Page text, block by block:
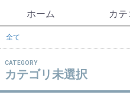
ホーム カテ
全て
CATEGORY
カテゴリ未選択